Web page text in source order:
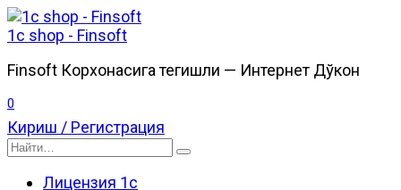
Перейти
к
1c shop - Finsoft
Finsoft Корхонасига тегишли — Интернет Дўкон
0
Кириш / Регистрация
Search
Лицензия 1с